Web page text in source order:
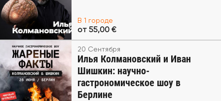
В 1 городе
от 55,00 €
20 Сентября
Илья Колмановский и Иван
Шишкин: научно-
гастрономическое шоу в
Берлине